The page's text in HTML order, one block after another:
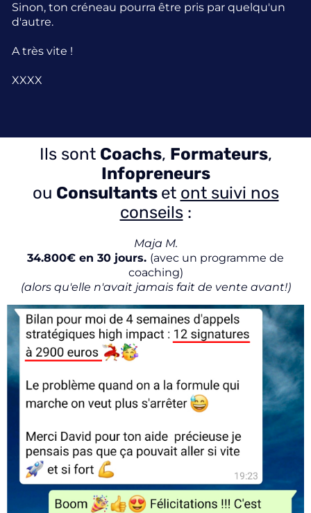
Sinon, ton créneau pourra être pris par quelqu'un
d'autre.
A très vite !
XXXX
Ils sont Coachs, Formateurs,
Infopreneurs
ou Consultants et ont suivi nos
conseils:
Maja M.
34.800€ en 30 jours. (avec un programme de
coaching)
(alors qu'elle n'avait jamais fait de vente avant!)